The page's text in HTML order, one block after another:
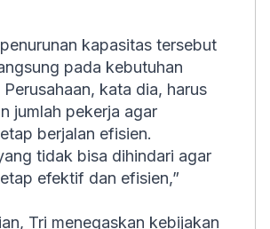
kapasitas tersebut
pada kebutuhan
kata dia, harus
jumlah pekerja agar
berjalan efisien.
tidak bisa dihindari agar
efektif dan efisien,”
Tri menegaskan kebijakan